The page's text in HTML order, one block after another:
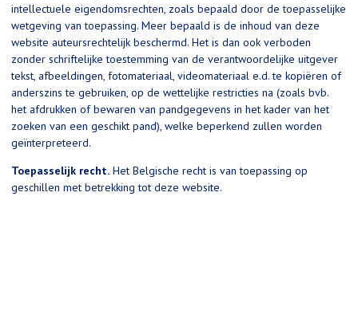
intellectuele eigendomsrechten, zoals bepaald door de toepasselijke
wetgeving van toepassing. Meer bepaald is de inhoud van deze
website auteursrechtelijk beschermd. Het is dan ook verboden
zonder schriftelijke toestemming van de verantwoordelijke uitgever
tekst, afbeeldingen, fotomateriaal, videomateriaal e.d. te kopiëren of
anderszins te gebruiken, op de wettelijke restricties na (zoals bvb.
het afdrukken of bewaren van pandgegevens in het kader van het
zoeken van een geschikt pand), welke beperkend zullen worden
geïnterpreteerd.
Toepasselijk recht. Het Belgische recht is van toepassing op
geschillen met betrekking tot deze website.